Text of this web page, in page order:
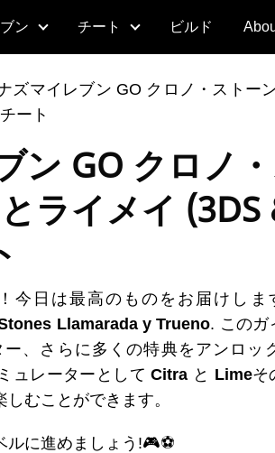
ン チート ビルド
ズマイレブン GO クロノ・ストー
ート
ン GO クロノ
ライメイ (3DS
今日は最高のものをお届けしま
Llamarada y Trueno. このガ
、さらに多くの特典をアンロッ
ュレーターとしてCitra と Limeそ
むことができます。
ルに進めましょう!🎮⚽